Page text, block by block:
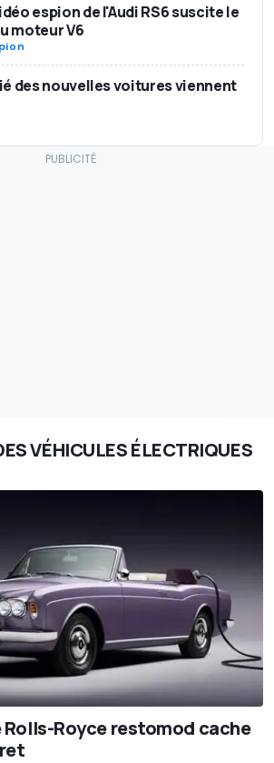
espion de l'Audi RS6 suscite le
moteur V6
des nouvelles voitures viennent
VÉHICULES ÉLECTRIQUES
Royce restomod cache